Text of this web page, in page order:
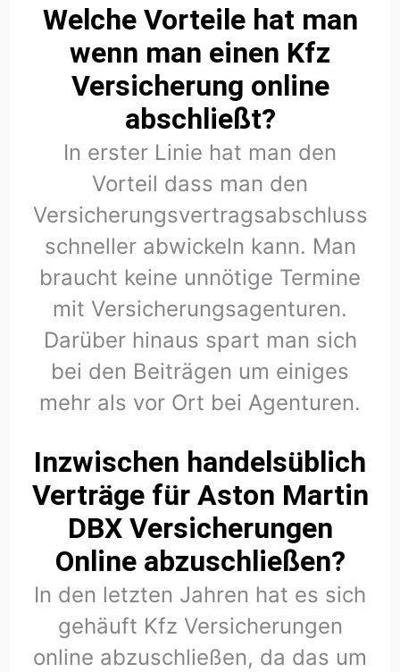
Welche Vorteile hat man
wenn man einen Kfz
Versicherung online
abschließt?
In erster Linie hat man den
Vorteil dass man den
Versicherungsvertragsabschluss
schneller abwickeln kann. Man
braucht keine unnötige Termine
mit Versicherungsagenturen.
Darüber hinaus spart man sich
bei den Beiträgen um einiges
mehr als vor Ort bei Agenturen.
Inzwischen handelsüblich
Verträge für Aston Martin
DBX Versicherungen
Online abzuschließen?
In den letzten Jahren hat es sich
gehäuft Kfz Versicherungen
online abzuschließen, da das um